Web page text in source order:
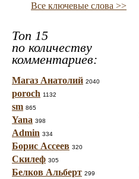
Все ключевые слова >>
Топ 15
по количеству
комментариев:
Магаз Анатолий 2040
poroch 1132
sm 865
Yana 398
Admin 334
Борис Ассеев 320
Скилеф 305
Белков Альберт 299